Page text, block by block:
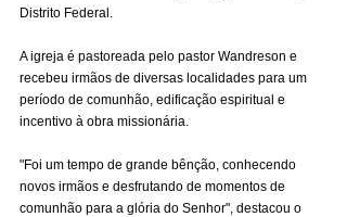
Distrito Federal.
A igreja é pastoreada pelo pastor Wandreson e
recebeu irmãos de diversas localidades para um
período de comunhão, edificação espiritual e
incentivo à obra missionária.
"Foi um tempo de grande bênção, conhecendo
novos irmãos e desfrutando de momentos de
comunhão para a glória do Senhor", destacou o